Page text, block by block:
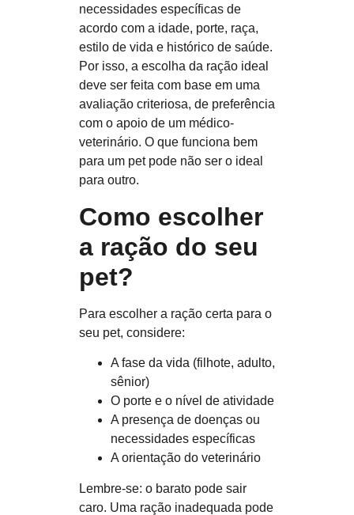
necessidades específicas de
acordo com a idade, porte, raça,
estilo de vida e histórico de saúde.
Por isso, a escolha da ração ideal
deve ser feita com base em uma
avaliação criteriosa, de preferência
com o apoio de um médico-
veterinário. O que funciona bem
para um pet pode não ser o ideal
para outro.
Como escolher
a ração do seu
pet?
Para escolher a ração certa para o
seu pet, considere:
A fase da vida (filhote, adulto,
sênior)
O porte e o nível de atividade
A presença de doenças ou
necessidades específicas
A orientação do veterinário
Lembre-se: o barato pode sair
caro. Uma ração inadequada pode